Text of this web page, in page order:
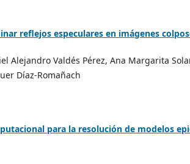
reflejos especulares en imágenes
Alejandro Valdés Pérez, Ana Margarita
Díaz-Romañach
para la resolución de modelos